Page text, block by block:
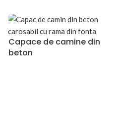
Capace de camine din
beton